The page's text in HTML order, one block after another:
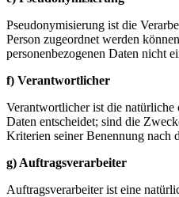
Pseudonymisierung ist die
Person zugeordnet werden
personenbezogenen Daten nicht
f) Verantwortlicher
Verantwortlicher ist die natürliche
Daten entscheidet; sind die
Kriterien seiner Benennung nach
g) Auftragsverarbeiter
Auftragsverarbeiter ist eine